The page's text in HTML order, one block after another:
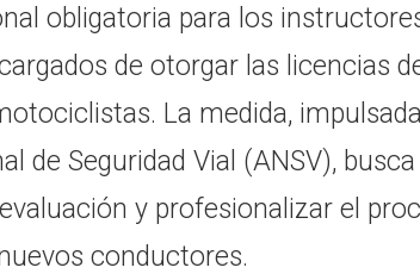
obligatoria para los
de otorgar las licencias
La medida,
de Seguridad Vial (ANSV),
y profesionalizar el
conductores.